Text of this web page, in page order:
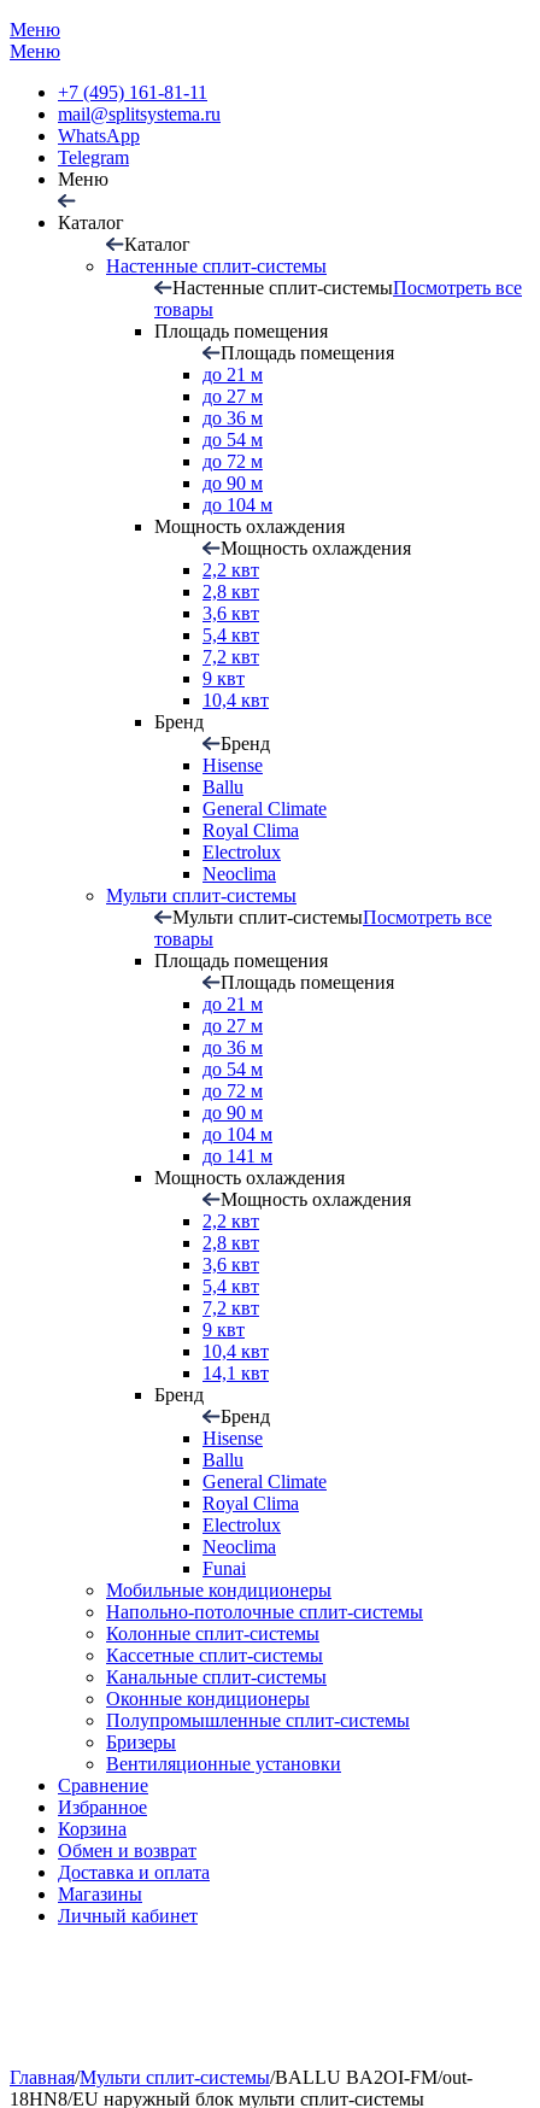
Меню
Меню
+7 (495) 161-81-11
mail@splitsystema.ru
WhatsApp
Telegram
Меню
Каталог
Каталог
Настенные сплит-системы
Настенные сплит-системыПосмотреть все
товары
Площадь помещения
Площадь помещения
до 21 м
до 27 м
до 36 м
до 54 м
до 72 м
до 90 м
до 104 м
Мощность охлаждения
Мощность охлаждения
2,2 квт
2,8 квт
3,6 квт
5,4 квт
7,2 квт
9 квт
10,4 квт
Бренд
Бренд
Hisense
Ballu
General Climate
Royal Clima
Electrolux
Neoclima
Мульти сплит-системы
Мульти сплит-системыПосмотреть все
товары
Площадь помещения
Площадь помещения
до 21 м
до 27 м
до 36 м
до 54 м
до 72 м
до 90 м
до 104 м
до 141 м
Мощность охлаждения
Мощность охлаждения
2,2 квт
2,8 квт
3,6 квт
5,4 квт
7,2 квт
9 квт
10,4 квт
14,1 квт
Бренд
Бренд
Hisense
Ballu
General Climate
Royal Clima
Electrolux
Neoclima
Funai
Мобильные кондиционеры
Напольно-потолоч​ные ​сплит-системы
Колонные ​​сплит-системы
Кассетные сплит-системы
Канальные сплит-системы
Оконные кондиционеры
Полупромышленные сплит-системы
Бризеры
Вентиляционные установки
Сравнение
Избранное
Корзина
Обмен и возврат
Доставка и оплата
Магазины
Личный кабинет
Главная/Мульти сплит-системы/BALLU BA2OI-FM/out-
18HN8/EU наружный блок мульти сплит-системы